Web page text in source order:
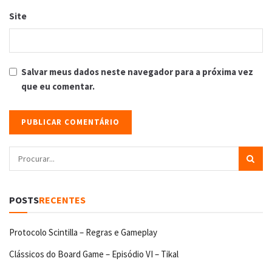
Site
Salvar meus dados neste navegador para a próxima vez
que eu comentar.
POSTSRECENTES
Protocolo Scintilla – Regras e Gameplay
Clássicos do Board Game – Episódio VI – Tikal